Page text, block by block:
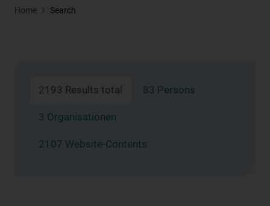
Home Search
2193 Results total 83 Persons
3 Organisationen
2107 Website-Contents